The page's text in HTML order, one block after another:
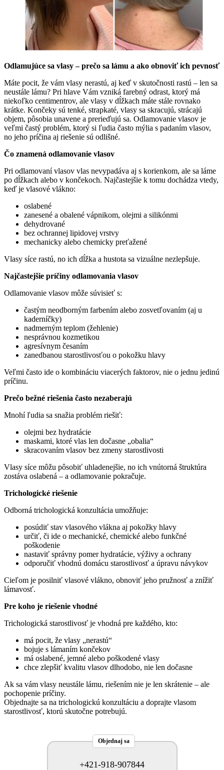
Odlamujúce sa vlasy – prečo sa lámu a ako obnoviť ich pevnosť
Máte pocit, že vám vlasy nerastú, aj keď v skutočnosti rastú – len sa
neustále lámu? Pri hlave Vám vzniká farebný odrast, ktorý má
niekoľko centimentrov, ale vlasy v dĺžkach máte stále rovnako
krátke. Končeky sú tenké, strapkaté, vlasy sa skracujú, strácajú
objem, pôsobia unavene a prerieďujú sa. Odlamovanie vlasov je
veľmi častý problém, ktorý si ľudia často mýlia s padaním vlasov,
no jeho príčina aj riešenie sú odlišné.
Čo znamená odlamovanie vlasov
Pri odlamovaní vlasov vlas nevypadáva aj s korienkom, ale sa láme
po dĺžkach alebo v končekoch. Najčastejšie k tomu dochádza vtedy,
keď je vlasové vlákno:
oslabené
zanesené a obalené vápnikom, olejmi a silikónmi
dehydrované
bez ochrannej lipidovej vrstvy
mechanicky alebo chemicky preťažené
Vlasy síce rastú, no ich dĺžka a hustota sa vizuálne nezlepšuje.
Najčastejšie príčiny odlamovania vlasov
Odlamovanie vlasov môže súvisieť s:
častým neodborným farbením alebo zosvetľovaním (aj u
kaderníčky)
nadmerným teplom (žehlenie)
nesprávnou kozmetikou
agresívnym česaním
zanedbanou starostlivosťou o pokožku hlavy
Veľmi často ide o kombináciu viacerých faktorov, nie o jednu jedinú
príčinu.
Prečo bežné riešenia často nezaberajú
Mnohí ľudia sa snažia problém riešiť:
olejmi bez hydratácie
maskami, ktoré vlas len dočasne „obalia“
skracovaním vlasov bez zmeny starostlivosti
Vlasy síce môžu pôsobiť uhladenejšie, no ich vnútorná štruktúra
zostáva oslabená – a odlamovanie pokračuje.
Trichologické riešenie
Odborná trichologická konzultácia umožňuje:
posúdiť stav vlasového vlákna aj pokožky hlavy
určiť, či ide o mechanické, chemické alebo funkčné
poškodenie
nastaviť správny pomer hydratácie, výživy a ochrany
odporučiť vhodnú domácu starostlivosť a úpravu návykov
Cieľom je posilniť vlasové vlákno, obnoviť jeho pružnosť a znížiť
lámavosť.
Pre koho je riešenie vhodné
Trichologická starostlivosť je vhodná pre každého, kto:
má pocit, že vlasy „nerastú“
bojuje s lámaním končekov
má oslabené, jemné alebo poškodené vlasy
chce zlepšiť kvalitu vlasov dlhodobo, nie len dočasne
Ak sa vám vlasy neustále lámu, riešením nie je len skrátenie – ale
pochopenie príčiny.
Objednajte sa na trichologickú konzultáciu a doprajte vlasom
starostlivosť, ktorú skutočne potrebujú.
Objednaj sa
+421-918-907844